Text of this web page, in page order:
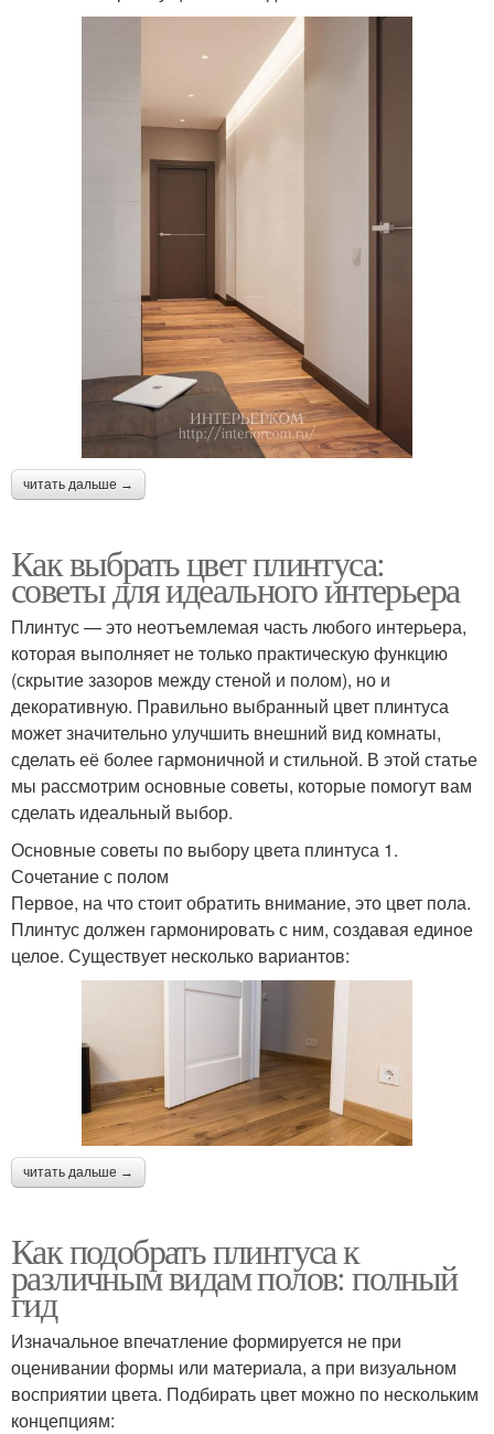
читать дальше →
Как выбрать цвет плинтуса:
советы для идеального интерьера
Плинтус — это неотъемлемая часть любого интерьера,
которая выполняет не только практическую функцию
(скрытие зазоров между стеной и полом), но и
декоративную. Правильно выбранный цвет плинтуса
может значительно улучшить внешний вид комнаты,
сделать её более гармоничной и стильной. В этой статье
мы рассмотрим основные советы, которые помогут вам
сделать идеальный выбор.
Основные советы по выбору цвета плинтуса 1.
Сочетание с полом
Первое, на что стоит обратить внимание, это цвет пола.
Плинтус должен гармонировать с ним, создавая единое
целое. Существует несколько вариантов:
читать дальше →
Как подобрать плинтуса к
различным видам полов: полный
гид
Изначальное впечатление формируется не при
оценивании формы или материала, а при визуальном
восприятии цвета. Подбирать цвет можно по нескольким
концепциям: